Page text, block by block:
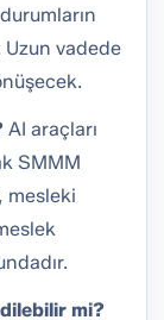
Uzun vadede
AI araçları
SMMM
mesleki
mi?